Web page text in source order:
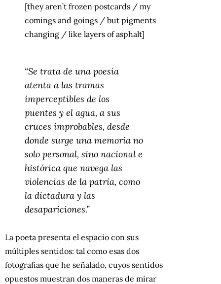
[they aren’t frozen postcards / my
comings and goings / but pigments
changing / like layers of asphalt]
“Se trata de una poesía
atenta a las tramas
imperceptibles de los
puentes y el agua, a sus
cruces improbables, desde
donde surge una memoria no
solo personal, sino nacional e
histórica que navega las
violencias de la patria, como
la dictadura y las
desapariciones.”
La poeta presenta el espacio con sus
múltiples sentidos: tal como esas dos
fotografías que he señalado, cuyos sentidos
opuestos muestran dos maneras de mirar